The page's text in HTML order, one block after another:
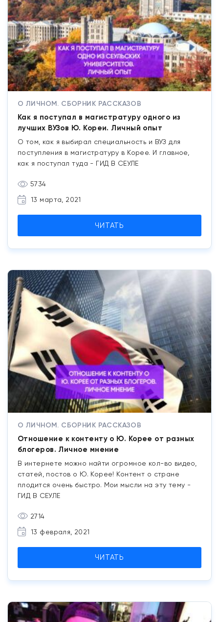
О ЛИЧНОМ. СБОРНИК РАССКАЗОВ
Как я поступал в магистратуру одного из
лучших ВУЗов Ю. Кореи. Личный опыт
О том, как я выбирал специальность и ВУЗ для
поступления в магистратуру в Корее. И главное,
как я поступал туда - ГИД В СЕУЛЕ
5734
13 марта, 2021
ЧИТАТЬ
О ЛИЧНОМ. СБОРНИК РАССКАЗОВ
Отношение к контенту о Ю. Корее от разных
блогеров. Личное мнение
В интернете можно найти огромное кол-во видео,
статей, постов о Ю. Корее! Контент о стране
плодится очень быстро. Мои мысли на эту тему -
ГИД В СЕУЛЕ
2714
13 февраля, 2021
ЧИТАТЬ